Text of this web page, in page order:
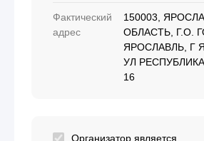
Фактический
адрес
150003,
ОБЛАСТЬ, Г.О.
ЯРОСЛАВЛЬ, Г
УЛ
16
Организатор является